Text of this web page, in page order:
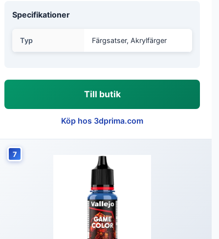
Specifikationer
Typ Färgsatser, Akrylfärger
Till butik
Köp hos 3dprima.com
7